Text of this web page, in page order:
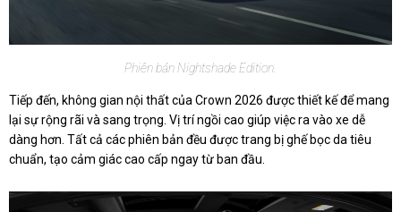
Phiên bản Nightshade Edition.
Tiếp đến, không gian nội thất của Crown 2026 được thiết kế để mang
lại sự rộng rãi và sang trọng. Vị trí ngồi cao giúp việc ra vào xe dễ
dàng hơn. Tất cả các phiên bản đều được trang bị ghế bọc da tiêu
chuẩn, tạo cảm giác cao cấp ngay từ ban đầu.